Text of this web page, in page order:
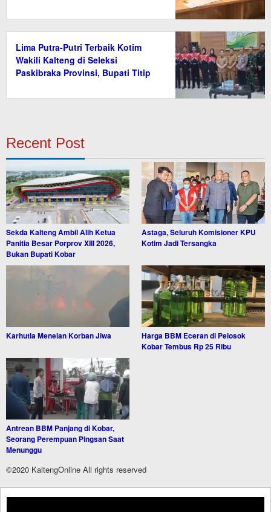
Lima Putra-Putri Terbaik Kotim
Wakili Kalteng di Seleksi
Paskibraka Provinsi, Bupati Titip
Recent Post
Sekda Kalteng Ambil Alih Ketua
Panitia Besar Porprov XIII 2026,
Bukan Bupati Kobar
Astaga, Seluruh Komisioner KPU
Kotim Jadi Tersangka
Karhutla Menelan Korban Jiwa
Harga BBM Eceran di Pelosok
Kobar Tembus Rp 25 Ribu
Antrean BBM Panjang di Kobar,
Seorang Perempuan Pingsan Saat
Menunggu
©2020 KaltengOnline All rights reserved